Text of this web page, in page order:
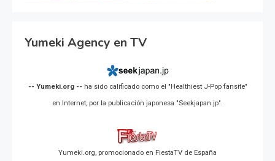
Yumeki Agency en TV
-- Yumeki.org -- ha sido calificado como el "Healthiest J-Pop fansite"
en Internet, por la publicación japonesa "Seekjapan.jp".
Yumeki.org, promocionado en FiestaTV de España